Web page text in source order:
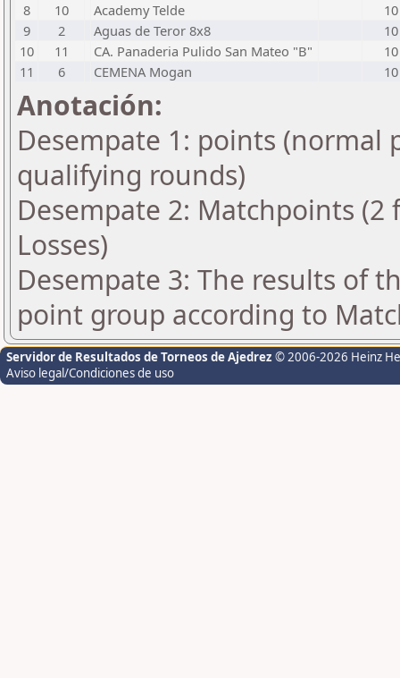
8
10 Academy Telde
10
9
2 Aguas de Teror 8x8
10
10
11 CA. Panaderia Pulido San Mateo "B"
10
11
6 CEMENA Mogan 10
Anotación:
Desempate 1: points
qualifying rounds)
Desempate 2: Matchpoints
Losses)
Desempate 3: The results of
point group according to
Servidor de Resultados de Torneos de Ajedrez © 2006-2026 Heinz
Aviso legal/Condiciones de uso